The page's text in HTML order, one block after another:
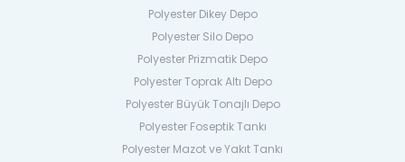
Polyester Dikey Depo
Polyester Silo Depo
Polyester Prizmatik Depo
Polyester Toprak Altı Depo
Polyester Büyük Tonajlı Depo
Polyester Foseptik Tankı
Polyester Mazot ve Yakıt Tankı